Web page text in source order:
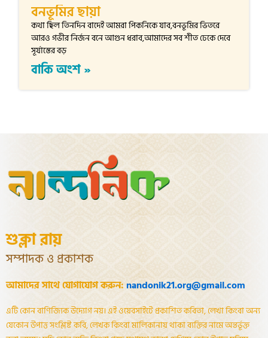
বনভূমির ছায়া
কথা ছিল তিনদিন বাদেই আমরা পিকনিকে যাব,বনভূমির ভিতরে
আরও গভীর নির্জন বনে আগুন ধরাব,আমাদের সব শীত ঢেকে দেবে
সূর্যাস্তের বড়
বাকি অংশ »
শুক্লা রায়
সম্পাদক ও প্রকাশক
আমাদের সাথে যোগাযোগ করুন: nandonik21.org@gmail.com
এটি কোন বাণিজ্যিক উদ্যোগ নয়। এই ওয়েবসাইটে প্রকাশিত কবিতা, লেখা কিংবা অন্য
যেকোন উপাত্ত সংশ্লিষ্ট কবি, লেখক কিংবা মালিকানায় থাকা ব্যক্তির নামে অন্তর্ভূক্ত